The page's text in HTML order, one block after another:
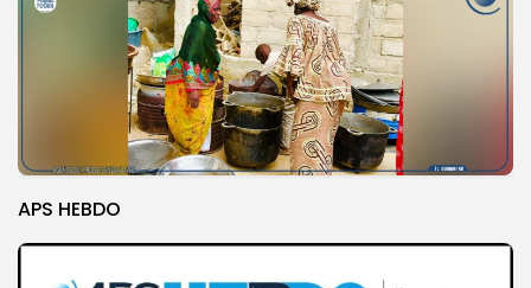
APS HEBDO